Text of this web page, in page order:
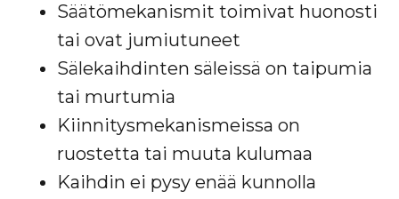
Säätömekanismit toimivat huonosti
tai ovat jumiutuneet
Sälekaihdinten säleissä on taipumia
tai murtumia
Kiinnitysmekanismeissa on
ruostetta tai muuta kulumaa
Kaihdin ei pysy enää kunnolla